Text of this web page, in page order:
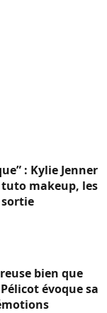
: Kylie Jenner
makeup, les
bien que
évoque sa